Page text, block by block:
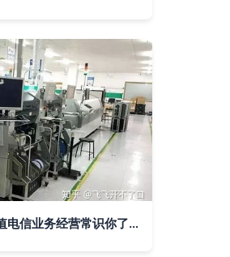
SMT电子厂工作 这些增值电信业务经营常识你了解吗？